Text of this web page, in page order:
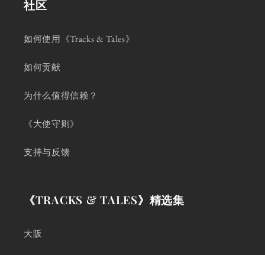
社区
如何使用《Tracks & Tales》
如何贡献
为什么值得信赖？
《大使守则》
支持与反馈
《TRACKS & TALES》精选集
大阪